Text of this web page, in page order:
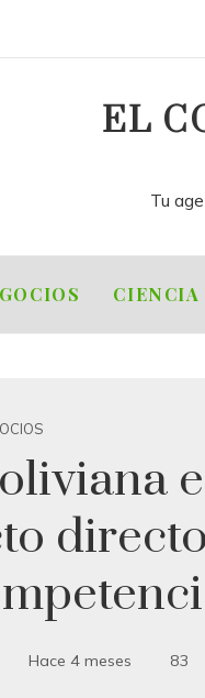
EL
Tu
CIENCIA
directo
Hace 4 meses 83